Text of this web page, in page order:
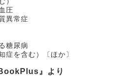
圧
異常症
糖尿病
症を含む）〔ほか〕
』より